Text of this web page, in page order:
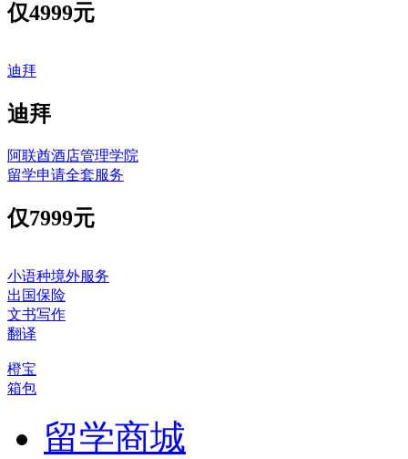
仅4999元
迪拜
迪拜
阿联酋酒店管理学院
留学申请全套服务
仅7999元
小语种境外服务
出国保险
文书写作
翻译
橙宝
箱包
留学商城